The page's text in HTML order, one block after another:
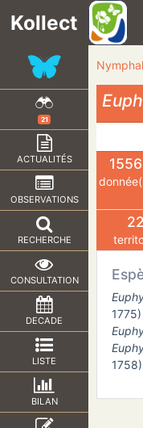
Kollect
21
ACTUALITÉS
OBSERVATIONS
RECHERCHE
CONSULTATION
DECADE
LISTE
BILAN
1556
1775)
1758)